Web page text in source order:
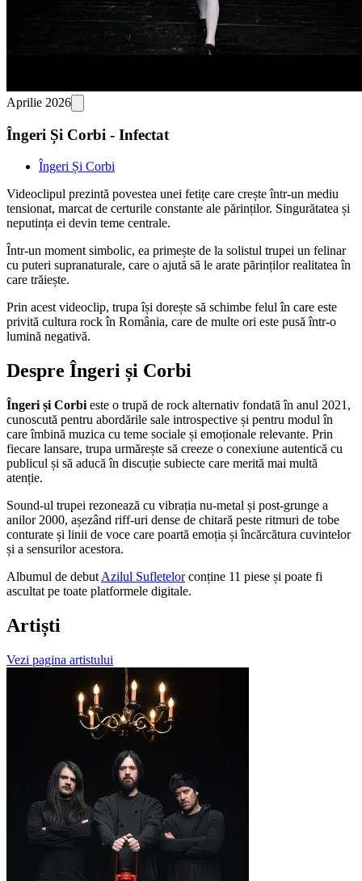
Aprilie 2026
Îngeri Și Corbi - Infectat
Îngeri Și Corbi
Videoclipul prezintă povestea unei fetițe care crește într-un mediu
tensionat, marcat de certurile constante ale părinților. Singurătatea și
neputința ei devin teme centrale.
Într-un moment simbolic, ea primește de la solistul trupei un felinar
cu puteri supranaturale, care o ajută să le arate părinților realitatea în
care trăiește.
Prin acest videoclip, trupa își dorește să schimbe felul în care este
privită cultura rock în România, care de multe ori este pusă într-o
lumină negativă.
Despre Îngeri și Corbi
Îngeri și Corbi este o trupă de rock alternativ fondată în anul 2021,
cunoscută pentru abordările sale introspective și pentru modul în
care îmbină muzica cu teme sociale și emoționale relevante. Prin
fiecare lansare, trupa urmărește să creeze o conexiune autentică cu
publicul și să aducă în discuție subiecte care merită mai multă
atenție.
Sound-ul trupei rezonează cu vibrația nu-metal și post-grunge a
anilor 2000, așezând riff-uri dense de chitară peste ritmuri de tobe
conturate și linii de voce care poartă emoția și încărcătura cuvintelor
și a sensurilor acestora.
Albumul de debut Azilul Sufletelorconține 11 piese și poate fi
ascultat pe toate platformele digitale.
Artiști
Vezi pagina artistului